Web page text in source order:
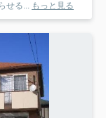
せる... もっと見る